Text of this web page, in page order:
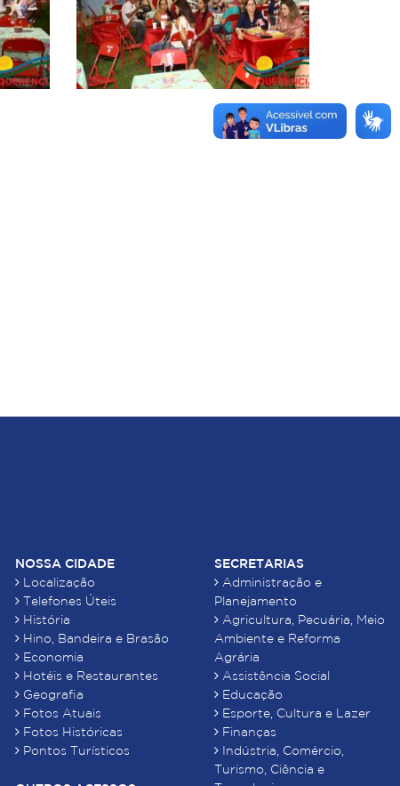
NOSSA CIDADE
Localização
Telefones Úteis
História
Hino, Bandeira e Brasão
Economia
Hotéis e Restaurantes
Geografia
Fotos Atuais
Fotos Históricas
Pontos Turísticos
SECRETARIAS
Administração e
Planejamento
Agricultura, Pecuária, Meio
Ambiente e Reforma
Agrária
Assistência Social
Educação
Esporte, Cultura e Lazer
Finanças
Indústria, Comércio,
Turismo, Ciência e